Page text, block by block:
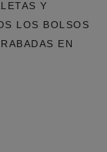
Y
LOS BOLSOS
EN